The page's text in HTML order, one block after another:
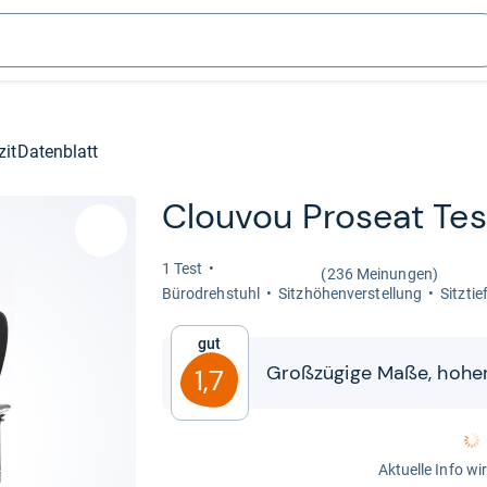
Datenblatt
Clou­vou Pro­seat
1 Test
(236 Meinungen)
Büro­dreh­stuhl
Sitz­hö­hen­ver­stel­lung
Gut
1,7 Groß­zü­gige Maße,
Aktuelle Info